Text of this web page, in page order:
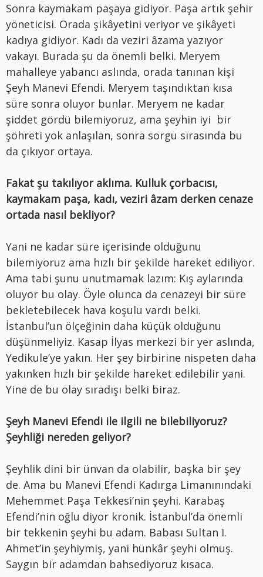
Sonra kaymakam paşaya gidiyor. Paşa artık şehir
yöneticisi. Orada şikâyetini veriyor ve şikâyeti
kadıya gidiyor. Kadı da veziri âzama yazıyor
vakayı. Burada şu da önemli belki. Meryem
mahalleye yabancı aslında, orada tanınan kişi
Şeyh Manevi Efendi. Meryem taşındıktan kısa
süre sonra oluyor bunlar. Meryem ne kadar
şiddet gördü bilemiyoruz, ama şeyhin iyi bir
şöhreti yok anlaşılan, sonra sorgu sırasında bu
da çıkıyor ortaya.
Fakat şu takılıyor aklıma. Kulluk çorbacısı,
kaymakam paşa, kadı, veziri âzam derken cenaze
ortada nasıl bekliyor?
Yani ne kadar süre içerisinde olduğunu
bilemiyoruz ama hızlı bir şekilde hareket ediliyor.
Ama tabi şunu unutmamak lazım: Kış aylarında
oluyor bu olay. Öyle olunca da cenazeyi bir süre
bekletebilecek hava koşulu vardı belki.
İstanbul’un ölçeğinin daha küçük olduğunu
düşünmeliyiz. Kasap İlyas merkezi bir yer aslında,
Yedikule’ye yakın. Her şey birbirine nispeten daha
yakınken hızlı bir şekilde hareket edilebilir yani.
Yine de bu olay sıradışı belki biraz.
Şeyh Manevi Efendi ile ilgili ne bilebiliyoruz?
Şeyhliği nereden geliyor?
Şeyhlik dini bir ünvan da olabilir, başka bir şey
de. Ama bu Manevi Efendi Kadırga Limanınındaki
Mehemmet Paşa Tekkesi’nin şeyhi. Karabaş
Efendi’nin oğlu diyor kronik. İstanbul’da önemli
bir tekkenin şeyhi bu adam. Babası Sultan I.
Ahmet’in şeyhiymiş, yani hünkâr şeyhi olmuş.
Saygın bir adamdan bahsediyoruz kısaca.